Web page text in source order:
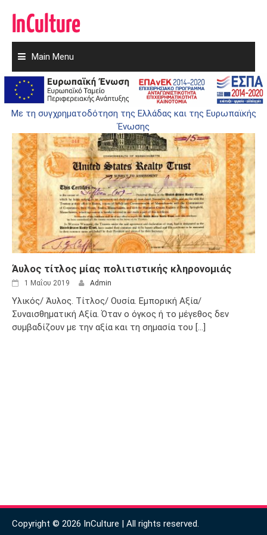
to
content
Main Menu
Με τη συγχρηματοδότηση της Ελλάδας και της Ευρωπαϊκής
Ένωσης
ΑΥΛΟΣ
Άυλος τίτλος μίας πολιτιστικής κληρονομιάς
1 Μαΐου 2019 Admin
Υλικός/ Άυλος. Τίτλος/ Ουσία. Εμπορική Αξία/
Συναισθηματική Αξία. Όταν ο όγκος ή το μέγεθος δεν
συμβαδίζουν με την αξία και τη σημασία του [...]
Copyright © 2026 InCulture | All rights reserved.